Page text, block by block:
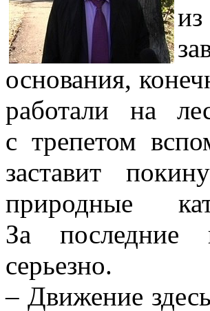
основания,
работали на
с трепетом
заставит
природные
За последние
серьезно.
– Движение